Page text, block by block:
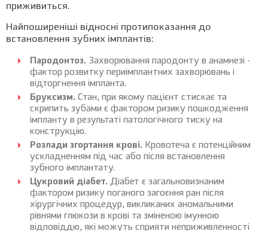
приживиться.
Найпоширеніші відносні протипоказання до
встановлення зубних імплантів:
Пародонтоз. Захворювання пародонту в анамнезі -
фактор розвитку периімплантних захворювань і
відторгнення імпланта.
Бруксизм. Стан, при якому пацієнт стискає та
скрипить зубами є фактором ризику пошкодження
імпланту в результаті патологічного тиску на
конструкцію.
Розлади згортання крові. Кровотеча є потенційним
ускладненням під час або після встановлення
зубного імплантату.
Цукровий діабет. Діабет є загальновизнаним
фактором ризику поганого загоєння ран після
хірургічних процедур, викликаних аномальними
рівнями глюкози в крові та зміненою імунною
відповіддю, які можуть сприяти неприживленності